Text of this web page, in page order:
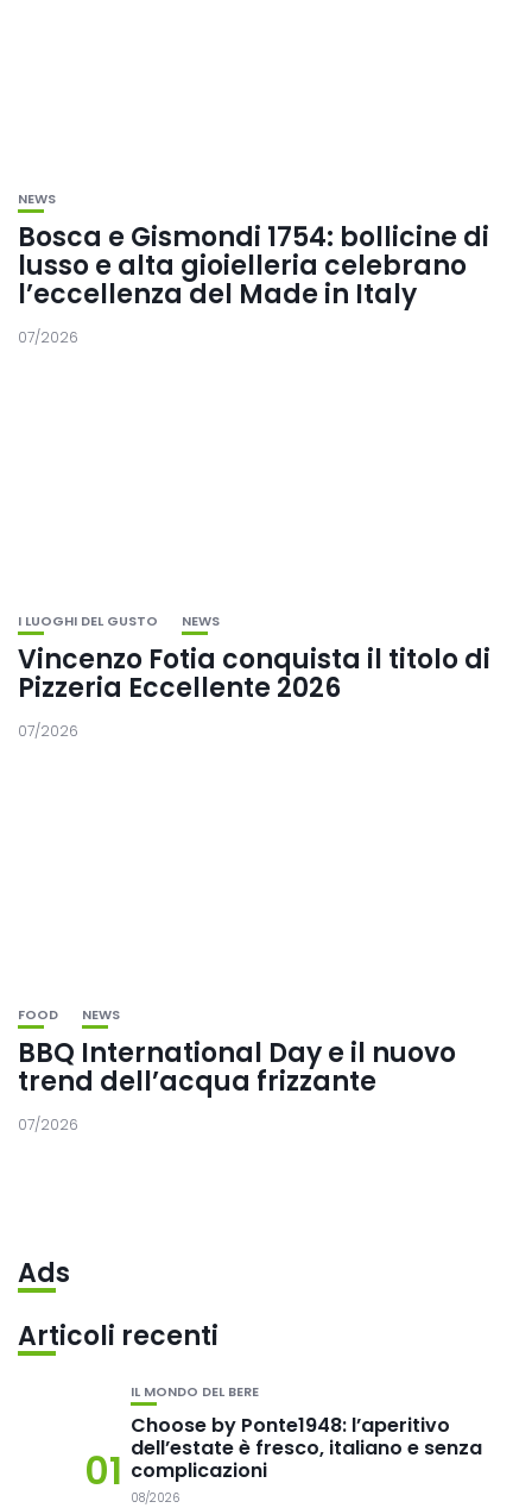
NEWS
Bosca e Gismondi 1754: bollicine di
lusso e alta gioielleria celebrano
l’eccellenza del Made in Italy
07/2026
I LUOGHI DEL GUSTO NEWS
Vincenzo Fotia conquista il titolo di
Pizzeria Eccellente 2026
07/2026
FOOD NEWS
BBQ International Day e il nuovo
trend dell’acqua frizzante
07/2026
Ads
Articoli recenti
01
IL MONDO DEL BERE
Choose by Ponte1948: l’aperitivo
dell’estate è fresco, italiano e senza
complicazioni
08/2026